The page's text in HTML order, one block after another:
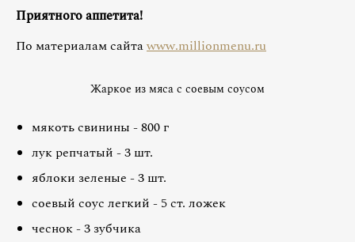
Приятного аппетита!
По материалам сайтаwww.millionmenu.ru
Жаркое из мяса с соевым соусом
мякоть свинины - 800 г
лук репчатый - 3 шт.
яблоки зеленые - 3 шт.
соевый соус легкий - 5 ст. ложек
чеснок - 3 зубчика